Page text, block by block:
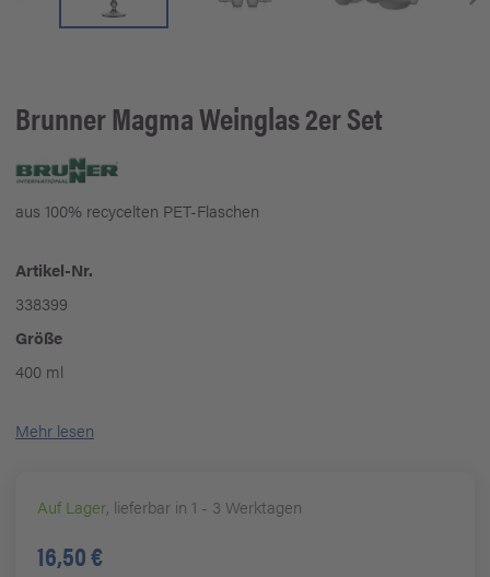
BrunnerMagma Weinglas 2er Set
aus 100% recycelten PET-Flaschen
Artikel-Nr.
338399
Größe
400 ml
Mehr lesen
Auf Lager, lieferbar in 1 - 3 Werktagen
16,50 €